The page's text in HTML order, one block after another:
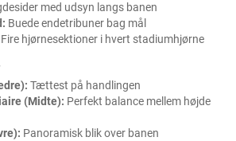
med udsyn langs banen
Buede endetribuner bag mål
Fire hjørnesektioner i hvert stadiumhjørne
Tættest på handlingen
(Midte): Perfekt balance mellem højde
Panoramisk blik over banen